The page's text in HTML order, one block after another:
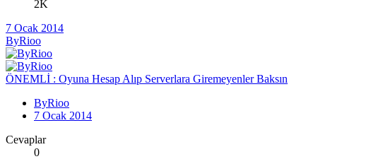
2K
7 Ocak 2014
ByRioo
ÖNEMLİ : Oyuna Hesap Alıp Serverlara Giremeyenler Baksın
ByRioo
7 Ocak 2014
Cevaplar
0